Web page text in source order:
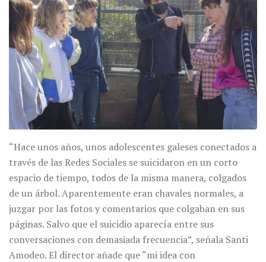
“Hace unos años, unos adolescentes galeses conectados a
través de las Redes Sociales se suicidaron en un corto
espacio de tiempo, todos de la misma manera, colgados
de un árbol. Aparentemente eran chavales normales, a
juzgar por las fotos y comentarios que colgaban en sus
páginas. Salvo que el suicidio aparecía entre sus
conversaciones con demasiada frecuencia”, señala Santi
Amodeo. El director añade que “mi idea con